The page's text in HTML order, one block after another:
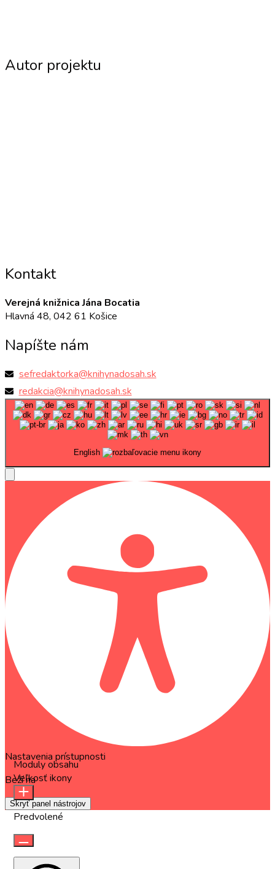
Autor projektu
Kontakt
Verejná knižnica Jána Bocatia
Hlavná 48, 042 61 Košice
Napíšte nám
sefredaktorka@knihynadosah.sk
redakcia@knihynadosah.sk
English
Nastavenia prístupnosti
Beží naOneTap
Skryť panel nástrojov
Moduly obsahu
Veľkosť ikony
Predvolené